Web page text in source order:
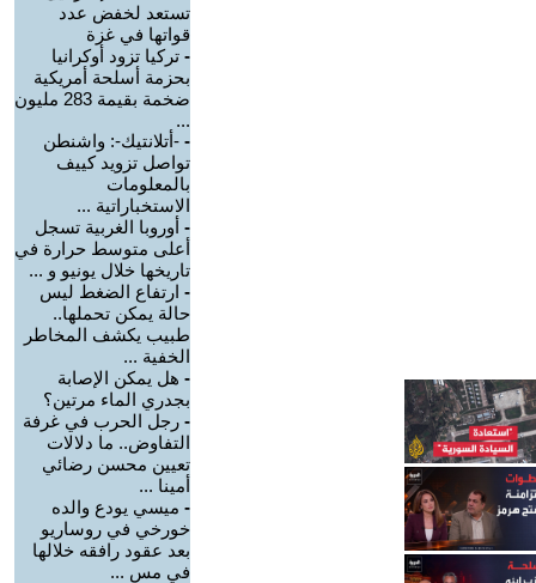
تستعد لخفض عدد
قواتها في غزة
- تركيا تزود أوكرانيا
بحزمة أسلحة أمريكية
ضخمة بقيمة 283 مليون
...
- -أتلانتيك-: واشنطن
تواصل تزويد كييف
بالمعلومات
الاستخباراتية ...
- أوروبا الغربية تسجل
أعلى متوسط حرارة في
تاريخها خلال يونيو و ...
- ارتفاع الضغط ليس
حالة يمكن تحملها..
طبيب يكشف المخاطر
الخفية ...
- هل يمكن الإصابة
بجدري الماء مرتين؟
- رجل الحرب في غرفة
التفاوض.. ما دلالات
تعيين محسن رضائي
أمينا ...
- ميسي يودع والده
خورخي في روساريو
بعد عقود رافقه خلالها
في مس ...